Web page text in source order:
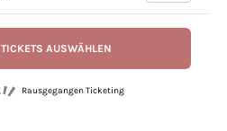
TICKETS AUSWÄHLEN
Rausgegangen Ticketing